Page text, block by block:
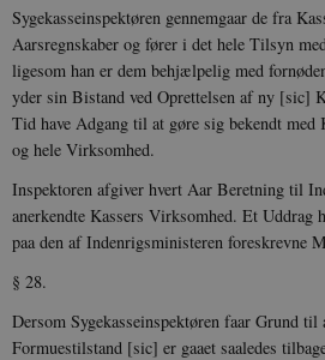
Sygekasseinspektøren gennemgaar de fra
Aarsregnskaber og fører i det hele Tilsyn
ligesom han er dem behjælpelig med
yder sin Bistand ved Oprettelsen af ny [sic]
Tid have Adgang til at gøre sig bekendt med
og hele Virksomhed.
Inspektoren afgiver hvert Aar Beretning til
anerkendte Kassers Virksomhed. Et Uddrag
paa den af Indenrigsministeren foreskrevne
§ 28.
Dersom Sygekasseinspektøren faar Grund til
Formuestilstand [sic] er gaaet saaledes